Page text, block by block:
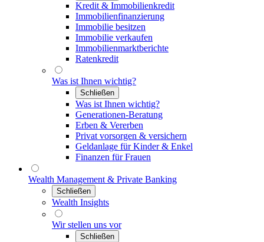
Kredit & Immobilienkredit
Immobilienfinanzierung
Immobilie besitzen
Immobilie verkaufen
Immobilienmarktberichte
Ratenkredit
Was ist Ihnen wichtig?
Schließen
Was ist Ihnen wichtig?
Generationen-Beratung
Erben & Vererben
Privat vorsorgen & versichern
Geldanlage für Kinder & Enkel
Finanzen für Frauen
Wealth Management & Private Banking
Schließen
Wealth Insights
Wir stellen uns vor
Schließen